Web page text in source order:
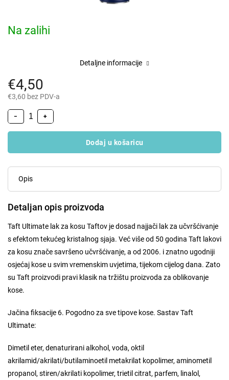
€4,50
€3,60 bez PDV-a
Na zalihi
+
−
Dodaj u košaricu
Detaljne informacije
Opis
Detaljan opis proizvoda
Taft Ultimate lak za kosu Taftov je dosad najjači lak za učvršćivanje
s efektom tekućeg kristalnog sjaja. Već više od 50 godina Taft lakovi
za kosu znače savršeno učvršćivanje, a od 2006. i znatno ugodniji
osjećaj kose u svim vremenskim uvjetima, tijekom cijelog dana. Zato
su Taft proizvodi pravi klasik na tržištu proizvoda za oblikovanje
kose.
Jačina fiksacije 6. Pogodno za sve tipove kose. Sastav Taft
Ultimate:
Dimetil eter, denaturirani alkohol, voda, oktil
akrilamid/akrilati/butilaminoetil metakrilat kopolimer, aminometil
propanol, stiren/akrilati kopolimer, trietil citrat, parfem, linalol,